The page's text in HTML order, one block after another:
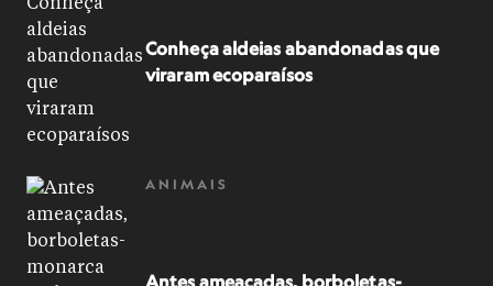
Conheça aldeias abandonadas que
viraram ecoparaísos
ANIMAIS
Antes ameaçadas, borboletas-